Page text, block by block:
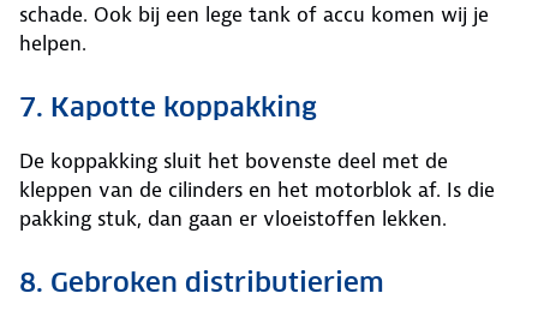
schade. Ook bij een lege tank of accu komen wij je
helpen.
7. Kapotte koppakking
De koppakking sluit het bovenste deel met de
kleppen van de cilinders en het motorblok af. Is die
pakking stuk, dan gaan er vloeistoffen lekken.
8. Gebroken distributieriem